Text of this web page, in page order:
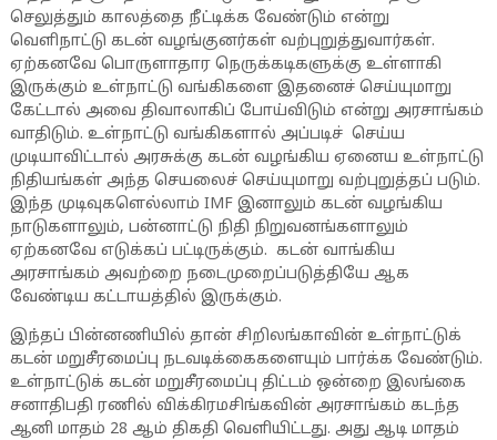
செலுத்தும் காலத்தை நீட்டிக்க வேண்டும் என்று
வெளிநாட்டு கடன் வழங்குனர்கள் வற்புறுத்துவார்கள்.
ஏற்கனவே பொருளாதார நெருக்கடிகளுக்கு உள்ளாகி
இருக்கும் உள்நாட்டு வங்கிகளை இதனைச் செய்யுமாறு
கேட்டால் அவை திவாலாகிப் போய்விடும் என்று அரசாங்கம்
வாதிடும். உள்நாட்டு வங்கிகளால் அப்படிச் செய்ய
முடியாவிட்டால் அரசுக்கு கடன் வழங்கிய ஏனைய உள்நாட்டு
நிதியங்கள் அந்த செயலைச் செய்யுமாறு வற்புறுத்தப் படும்.
இந்த முடிவுகளெல்லாம் IMF இனாலும் கடன் வழங்கிய
நாடுகளாலும், பன்னாட்டு நிதி நிறுவனங்களாலும்
ஏற்கனவே எடுக்கப் பட்டிருக்கும். கடன் வாங்கிய
அரசாங்கம் அவற்றை நடைமுறைப்படுத்தியே ஆக
வேண்டிய கட்டாயத்தில் இருக்கும்.
இந்தப் பின்னணியில் தான் சிறிலங்காவின் உள்நாட்டுக்
கடன் மறுசீரமைப்பு நடவடிக்கைகளையும் பார்க்க வேண்டும்.
உள்நாட்டுக் கடன் மறுசீரமைப்பு திட்டம் ஒன்றை இலங்கை
சனாதிபதி ரணில் விக்கிரமசிங்கவின் அரசாங்கம் கடந்த
ஆனி மாதம் 28 ஆம் திகதி வெளியிட்டது. அது ஆடி மாதம்